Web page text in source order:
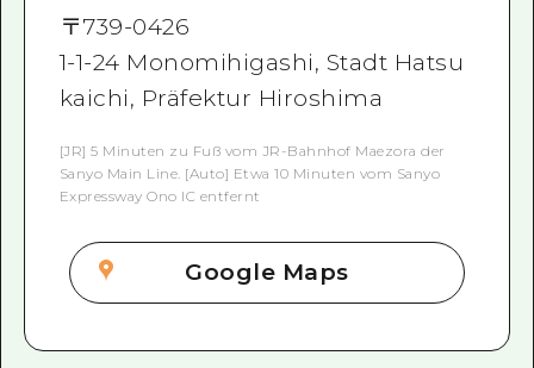
〒739-0426
1-1-24 Monomihigashi, Stadt Hatsu
kaichi, Präfektur Hiroshima
[JR] 5 Minuten zu Fuß vom JR-Bahnhof Maezora der
Sanyo Main Line. [Auto] Etwa 10 Minuten vom Sanyo
Expressway Ono IC entfernt
Google Maps